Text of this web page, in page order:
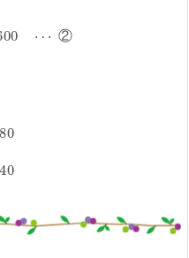
②
②
=140